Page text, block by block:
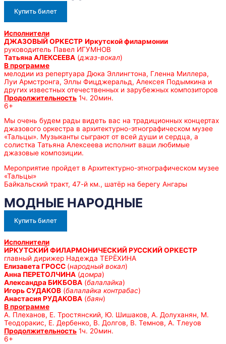
Купить билет
Исполнители
ДЖАЗОВЫЙ ОРКЕСТР Иркутской филармонии
руководитель Павел ИГУМНОВ
Татьяна АЛЕКСЕЕВА (джаз-вокал)
В программе
мелодии из репертуара Дюка Эллингтона, Гленна Миллера,
Луи Армстронга, Эллы Фицджеральд, Алексея Подымкина и
других известных отечественных и зарубежных композиторов
Продолжительность 1ч. 20мин.
6+
Мы очень будем рады видеть вас на традиционных концертах
джазового оркестра в архитектурно-этнографическом музее
«Тальцы». Музыканты сыграют от всей души и сердца, а
солистка Татьяна Алексеева исполнит ваши любимые
джазовые композиции.
Мероприятие пройдет в Архитектурно-этнографическом музее
«Тальцы»
Байкальский тракт, 47-й км., шатёр на берегу Ангары
МОДНЫЕ НАРОДНЫЕ
Купить билет
Исполнители
ИРКУТСКИЙ ФИЛАРМОНИЧЕСКИЙ РУССКИЙ ОРКЕСТР
главный дирижер Надежда ТЕРЁХИНА
Елизавета ГРОСС (народный вокал)
Анна ПЕРЕТОЛЧИНА (домра)
Александра БИКБОВА (балалайка)
Игорь СУДАКОВ (балалайка контрабас)
Анастасия РУДАКОВА (баян)
В программе
А. Плеханов, Е. Тростянский, Ю. Шишаков, А. Долуханян, М.
Теодоракис, Е. Дербенко, В. Долгов, В. Темнов, А. Тлеуов
Продолжительность 1ч. 20мин.
6+